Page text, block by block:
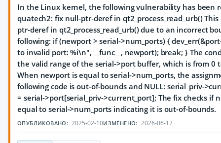
In the Linux kernel, the following vulnerability has been
quatech2: fix null-ptr-deref in qt2_process_read_urb()
ptr-deref in qt2_process_read_urb() due to an incorrect
following: if (newport > serial->num_ports) {
to invalid port: %i\n", __func__, newport); break; } The
the valid range of the serial->port buffer, which is from 0
When newport is equal to serial->num_ports, the
following code is out-of-bounds and NULL: serial_priv-
= serial->port[serial_priv->current_port]; The fix checks if
equal to serial->num_ports indicating it is out-of-bounds.
ОПУБЛИКОВАНО: 2025-02-10ИЗМЕНЕНО: 2026-06-17